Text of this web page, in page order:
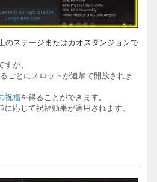
のステージまたはカオスダンジョンで
が、
ごとにスロットが追加で開放されま
祝福を得ることができます。
に応じて祝福効果が適用されます。